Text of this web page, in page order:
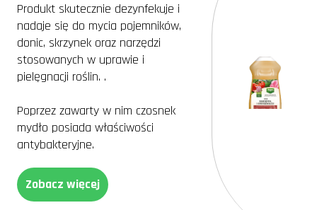
Produkt skutecznie dezynfekuje i
nadaje się do mycia pojemników,
donic, skrzynek oraz narzędzi
stosowanych w uprawie i
pielęgnacji roślin. .
Poprzez zawarty w nim czosnek
mydło posiada właściwości
antybakteryjne.
Zobacz więcej